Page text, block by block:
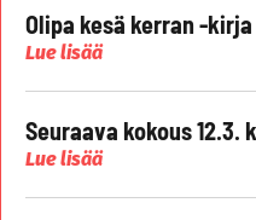
Olipa kesä kerran -kirja
Lue lisää
Seuraava kokous 12.3.
Lue lisää